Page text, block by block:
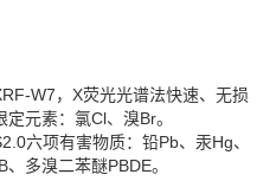
W7，X荧光光谱法快速、无损、
元素：氯Cl、溴Br。
六项有害物质：铅Pb、汞Hg、镉
多溴二苯醚PBDE。